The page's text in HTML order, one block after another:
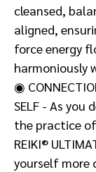
cleansed,
aligned,
force energy
harmoniously
◉
SELF - As you
the practice of
REIKI®
yourself more